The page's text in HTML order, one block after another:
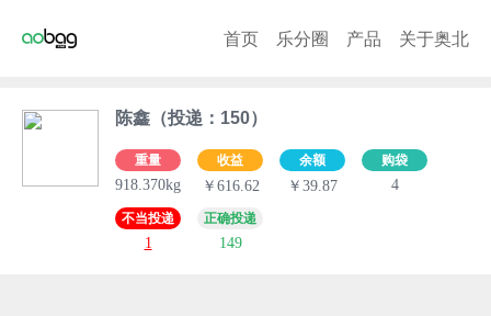
首页 乐分圈 产品 关于奥北
陈鑫（投递：150）
重量
918.370kg
收益
￥616.62
余额
￥39.87
购袋
4
不当投递
1
正确投递
149